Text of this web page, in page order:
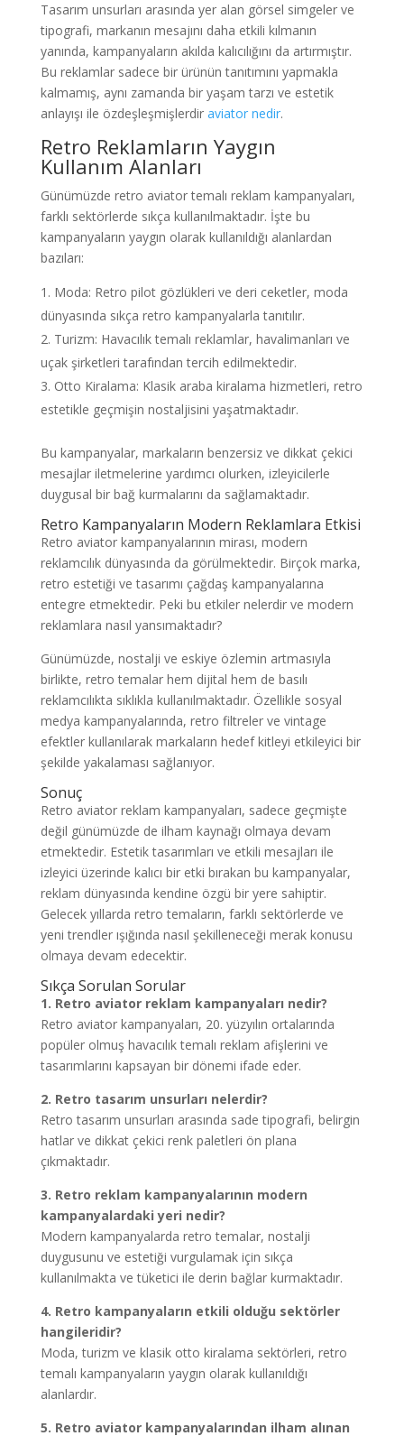
Tasarım unsurları arasında yer alan görsel simgeler ve
tipografi, markanın mesajını daha etkili kılmanın
yanında, kampanyaların akılda kalıcılığını da artırmıştır.
Bu reklamlar sadece bir ürünün tanıtımını yapmakla
kalmamış, aynı zamanda bir yaşam tarzı ve estetik
anlayışı ile özdeşleşmişlerdir aviator nedir.
Retro Reklamların Yaygın
Kullanım Alanları
Günümüzde retro aviator temalı reklam kampanyaları,
farklı sektörlerde sıkça kullanılmaktadır. İşte bu
kampanyaların yaygın olarak kullanıldığı alanlardan
bazıları:
Moda: Retro pilot gözlükleri ve deri ceketler, moda
dünyasında sıkça retro kampanyalarla tanıtılır.
Turizm: Havacılık temalı reklamlar, havalimanları ve
uçak şirketleri tarafından tercih edilmektedir.
Otto Kiralama: Klasik araba kiralama hizmetleri, retro
estetikle geçmişin nostaljisini yaşatmaktadır.
Bu kampanyalar, markaların benzersiz ve dikkat çekici
mesajlar iletmelerine yardımcı olurken, izleyicilerle
duygusal bir bağ kurmalarını da sağlamaktadır.
Retro Kampanyaların Modern Reklamlara Etkisi
Retro aviator kampanyalarının mirası, modern
reklamcılık dünyasında da görülmektedir. Birçok marka,
retro estetiği ve tasarımı çağdaş kampanyalarına
entegre etmektedir. Peki bu etkiler nelerdir ve modern
reklamlara nasıl yansımaktadır?
Günümüzde, nostalji ve eskiye özlemin artmasıyla
birlikte, retro temalar hem dijital hem de basılı
reklamcılıkta sıklıkla kullanılmaktadır. Özellikle sosyal
medya kampanyalarında, retro filtreler ve vintage
efektler kullanılarak markaların hedef kitleyi etkileyici bir
şekilde yakalaması sağlanıyor.
Sonuç
Retro aviator reklam kampanyaları, sadece geçmişte
değil günümüzde de ilham kaynağı olmaya devam
etmektedir. Estetik tasarımları ve etkili mesajları ile
izleyici üzerinde kalıcı bir etki bırakan bu kampanyalar,
reklam dünyasında kendine özgü bir yere sahiptir.
Gelecek yıllarda retro temaların, farklı sektörlerde ve
yeni trendler ışığında nasıl şekilleneceği merak konusu
olmaya devam edecektir.
Sıkça Sorulan Sorular
1. Retro aviator reklam kampanyaları nedir?
Retro aviator kampanyaları, 20. yüzyılın ortalarında
popüler olmuş havacılık temalı reklam afişlerini ve
tasarımlarını kapsayan bir dönemi ifade eder.
2. Retro tasarım unsurları nelerdir?
Retro tasarım unsurları arasında sade tipografi, belirgin
hatlar ve dikkat çekici renk paletleri ön plana
çıkmaktadır.
3. Retro reklam kampanyalarının modern
kampanyalardaki yeri nedir?
Modern kampanyalarda retro temalar, nostalji
duygusunu ve estetiği vurgulamak için sıkça
kullanılmakta ve tüketici ile derin bağlar kurmaktadır.
4. Retro kampanyaların etkili olduğu sektörler
hangileridir?
Moda, turizm ve klasik otto kiralama sektörleri, retro
temalı kampanyaların yaygın olarak kullanıldığı
alanlardır.
5. Retro aviator kampanyalarından ilham alınan